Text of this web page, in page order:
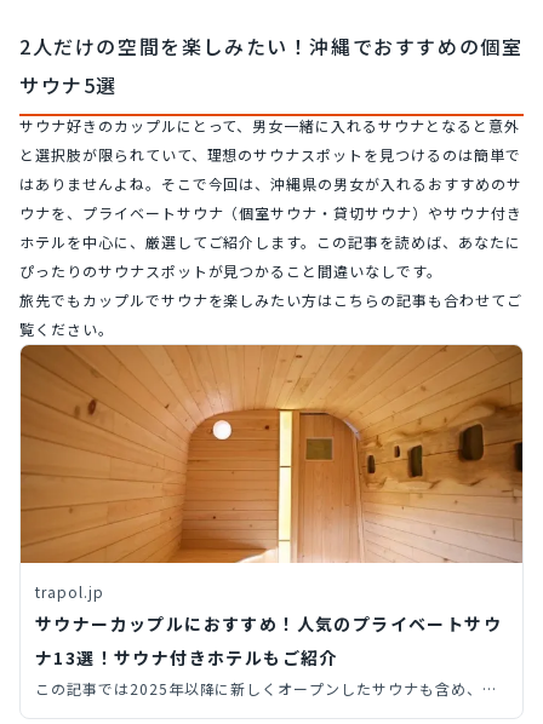
2人だけの空間を楽しみたい！沖縄でおすすめの個室
サウナ5選
サウナ好きのカップルにとって、男女一緒に入れるサウナとなると意外
と選択肢が限られていて、理想のサウナスポットを見つけるのは簡単で
はありませんよね。そこで今回は、沖縄県の男女が入れるおすすめのサ
ウナを、プライベートサウナ（個室サウナ・貸切サウナ）やサウナ付き
ホテルを中心に、厳選してご紹介します。この記事を読めば、あなたに
ぴったりのサウナスポットが見つかること間違いなしです。
旅先でもカップルでサウナを楽しみたい方はこちらの記事も合わせてご
覧ください。
trapol.jp
サウナーカップルにおすすめ！人気のプライベートサウ
ナ13選！サウナ付きホテルもご紹介
この記事では2025年以降に新しくオープンしたサウナも含め、プ
ライベートサウナ（個室サウナ・貸切サウナ）からサウナ付きホテ